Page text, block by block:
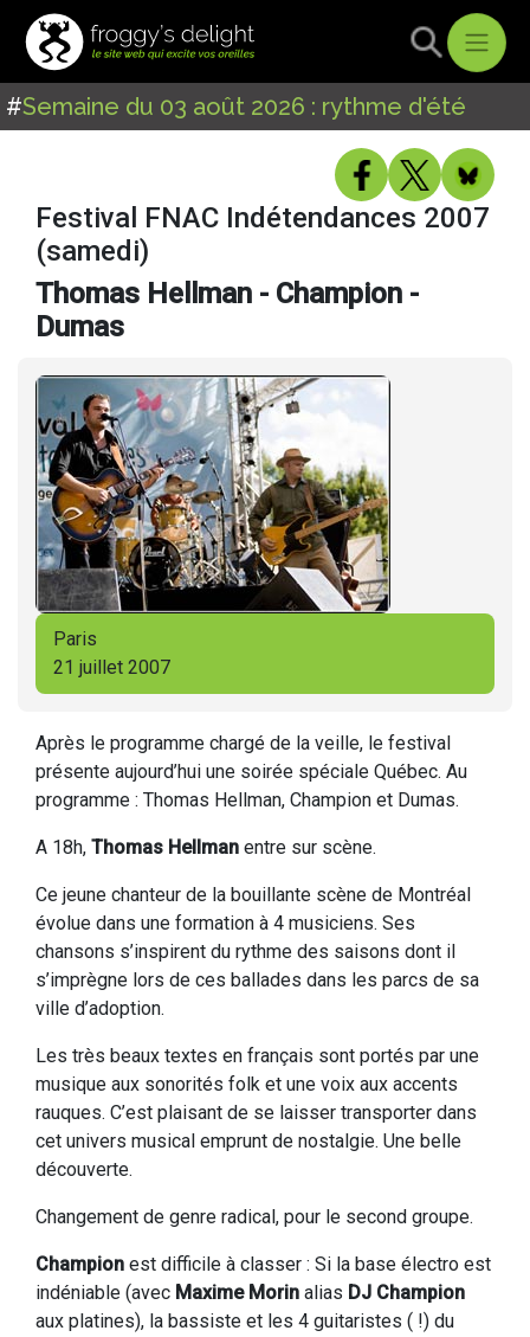
#Semaine du 03 août 2026 : rythme d'été
Festival FNAC Indétendances 2007
(samedi)
Thomas Hellman - Champion -
Dumas
Paris
21 juillet 2007
Après le programme chargé de la veille, le festival
présente aujourd’hui une soirée spéciale Québec. Au
programme : Thomas Hellman, Champion et Dumas.
A 18h, Thomas Hellman entre sur scène.
Ce jeune chanteur de la bouillante scène de Montréal
évolue dans une formation à 4 musiciens. Ses
chansons s’inspirent du rythme des saisons dont il
s’imprègne lors de ces ballades dans les parcs de sa
ville d’adoption.
Les très beaux textes en français sont portés par une
musique aux sonorités folk et une voix aux accents
rauques. C’est plaisant de se laisser transporter dans
cet univers musical emprunt de nostalgie. Une belle
découverte.
Changement de genre radical, pour le second groupe.
Champion est difficile à classer : Si la base électro est
indéniable (avec Maxime Morin alias DJ Champion
aux platines), la bassiste et les 4 guitaristes ( !) du